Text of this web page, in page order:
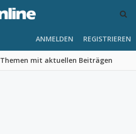
Themen mit aktuellen Beiträgen
ANMELDEN REGISTRIEREN